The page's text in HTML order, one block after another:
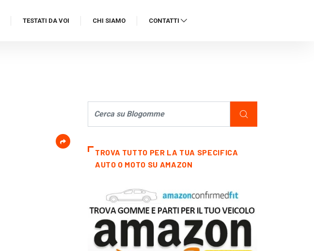
TESTATI DA VOI CHI SIAMO CONTATTI
TROVA TUTTO PER LA TUA SPECIFICA
AUTO O MOTO SU AMAZON